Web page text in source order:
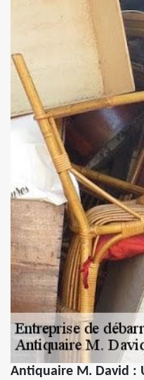
Antiquaire M. David :